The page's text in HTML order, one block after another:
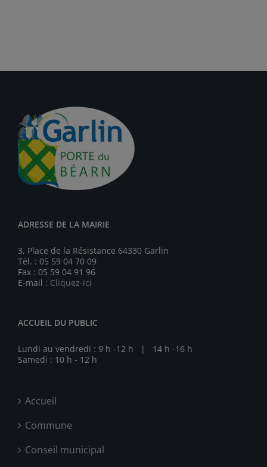
ADRESSE DE LA MAIRIE
3, Place de la Résistance 64330 Garlin
Tél. : 05 59 04 70 09
Fax : 05 59 04 91 96
E-mail : Cliquez-ici
ACCUEIL DU PUBLIC
Lundi au vendredi : 9 h -12 h | 14 h -16 h
Samedi : 10 h - 12 h
Accueil
Commune
Conseil municipal